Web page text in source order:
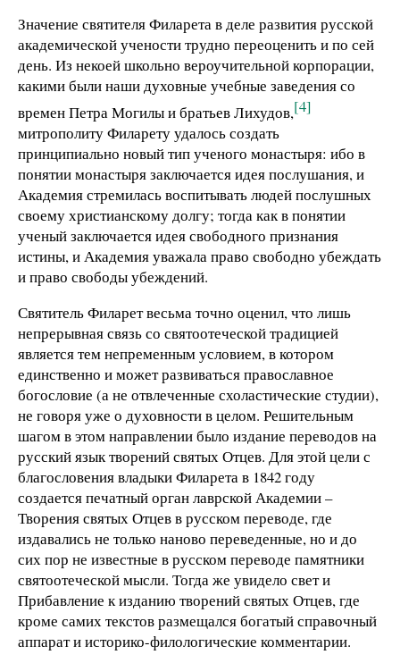
Значение святителя Филарета в деле развития русской
академической учености трудно переоценить и по сей
день. Из некоей школьно вероучительной корпорации,
какими были наши духовные учебные заведения со
времен Петра Могилы и братьев Лихудов,[4]
митрополиту Филарету удалось создать
принципиально новый тип ученого монастыря: ибо в
понятии монастыря заключается идея послушания, и
Академия стремилась воспитывать людей послушных
своему христианскому долгу; тогда как в понятии
ученый заключается идея свободного признания
истины, и Академия уважала право свободно убеждать
и право свободы убеждений.
Святитель Филарет весьма точно оценил, что лишь
непрерывная связь со святоотеческой традицией
является тем непременным условием, в котором
единственно и может развиваться православное
богословие (а не отвлеченные схоластические студии),
не говоря уже о духовности в целом. Решительным
шагом в этом направлении было издание переводов на
русский язык творений святых Отцев. Для этой цели с
благословения владыки Филарета в 1842 году
создается печатный орган лаврской Академии –
Творения святых Отцев в русском переводе, где
издавались не только наново переведенные, но и до
сих пор не известные в русском переводе памятники
святоотеческой мысли. Тогда же увидело свет и
Прибавление к изданию творений святых Отцев, где
кроме самих текстов размещался богатый справочный
аппарат и историко-филологические комментарии.